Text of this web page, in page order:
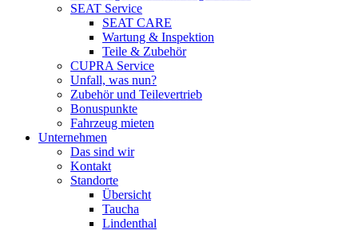
SEAT Service
SEAT CARE
Wartung & Inspektion
Teile & Zubehör
CUPRA Service
Unfall, was nun?
Zubehör und Teilevertrieb
Bonuspunkte
Fahrzeug mieten
Unternehmen
Das sind wir
Kontakt
Standorte
Übersicht
Taucha
Lindenthal